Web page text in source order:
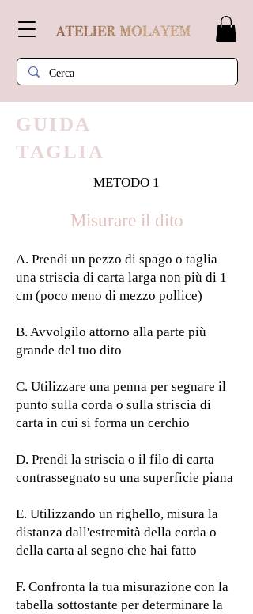
GUIDA
TAGLIA
METODO 1
Misurare il dito
A. Prendi un pezzo di spago o taglia
una striscia di carta larga non più di 1
cm (poco meno di mezzo pollice)
B. Avvolgilo attorno alla parte più
grande del tuo dito
C. Utilizzare una penna per segnare il
punto sulla corda o sulla striscia di
carta in cui si forma un cerchio
D. Prendi la striscia o il filo di carta
contrassegnato su una superficie piana
E. Utilizzando un righello, misura la
distanza dall'estremità della corda o
della carta al segno che hai fatto
F. Confronta la tua misurazione con la
tabella sottostante per determinare la